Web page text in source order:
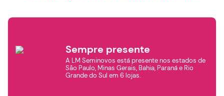
Sempre presente
A LM Seminovos está presente nos estados de
São Paulo, Minas Gerais, Bahia, Paraná e Rio
Grande do Sul em 6 lojas.